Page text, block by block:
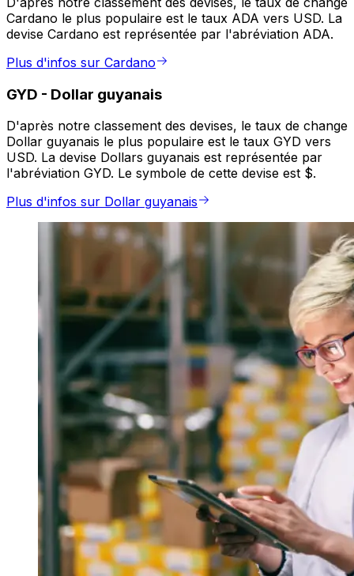
Cardano le plus populaire est le taux ADA vers USD. La
devise Cardano est représentée par l'abréviation ADA.
Plus d'infos sur Cardano
GYD - Dollar guyanais
D'après notre classement des devises, le taux de change
Dollar guyanais le plus populaire est le taux GYD vers
USD. La devise Dollars guyanais est représentée par
l'abréviation GYD. Le symbole de cette devise est $.
Plus d'infos sur Dollar guyanais